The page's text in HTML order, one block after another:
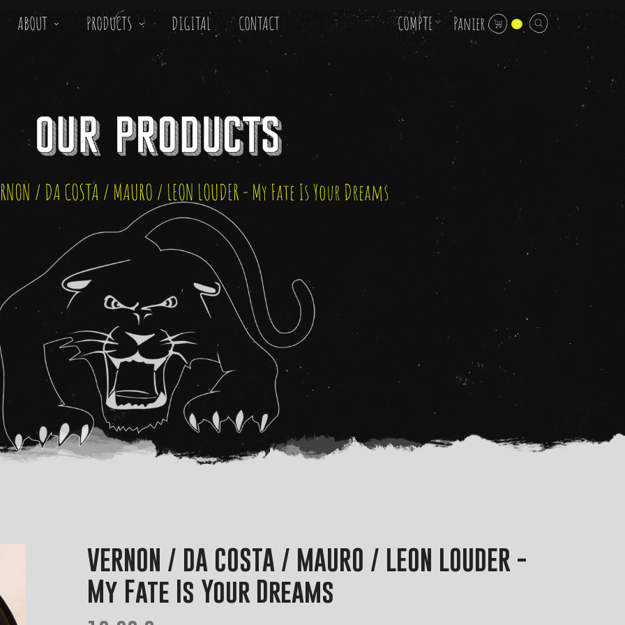
ABOUT PRODUCTS DIGITAL CONTACT COMPTE Panier 0
/ DA COSTA / MAURO / LEON LOUDER - My Fate Is Your Dreams
VERNON / DA COSTA / MAURO / LEON LOUDER -
My Fate Is Your Dreams